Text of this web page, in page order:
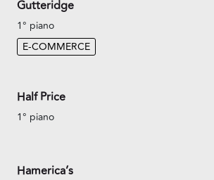
Gutteridge
1° piano
E-COMMERCE
Half Price
1° piano
Hamerica’s